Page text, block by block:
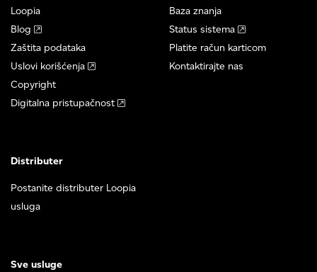
Loopia
Blog
Zaštita podataka
Uslovi korišćenja
Copyright
Digitalna pristupačnost
Baza znanja
Status sistema
Platite račun karticom
Kontaktirajte nas
Distributer
Postanite distributer Loopia
usluga
Sve usluge